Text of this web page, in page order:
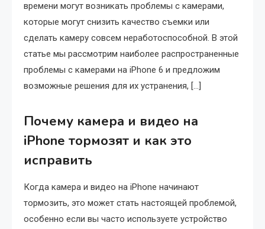
времени могут возникать проблемы с камерами,
которые могут снизить качество съемки или
сделать камеру совсем неработоспособной. В этой
статье мы рассмотрим наиболее распространенные
проблемы с камерами на iPhone 6 и предложим
возможные решения для их устранения, […]
Почему камера и видео на
iPhone тормозят и как это
исправить
Когда камера и видео на iPhone начинают
тормозить, это может стать настоящей проблемой,
особенно если вы часто используете устройство